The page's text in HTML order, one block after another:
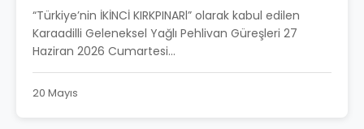
“Türkiye’nin İKİNCİ KIRKPINARl” olarak kabul edilen
Karaadilli Geleneksel Yağlı Pehlivan Güreşleri 27
Haziran 2026 Cumartesi...
20 Mayıs